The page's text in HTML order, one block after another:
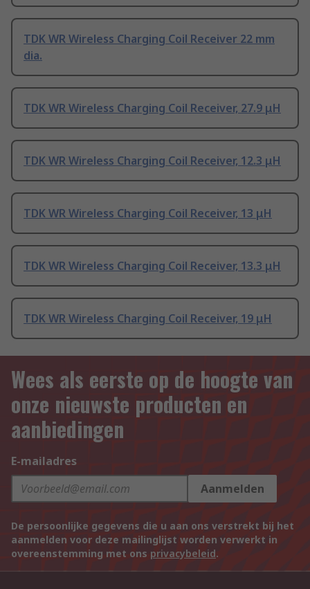
TDK WR Wireless Charging Coil Receiver 22 mm
dia.
TDK WR Wireless Charging Coil Receiver, 27.9 μH
TDK WR Wireless Charging Coil Receiver, 12.3 μH
TDK WR Wireless Charging Coil Receiver, 13 μH
TDK WR Wireless Charging Coil Receiver, 13.3 μH
TDK WR Wireless Charging Coil Receiver, 19 μH
Wees als eerste op de hoogte van
onze nieuwste producten en
aanbiedingen
E-mailadres
Aanmelden
De persoonlijke gegevens die u aan ons verstrekt bij het
aanmelden voor deze mailinglijst worden verwerkt in
overeenstemming met ons privacybeleid.